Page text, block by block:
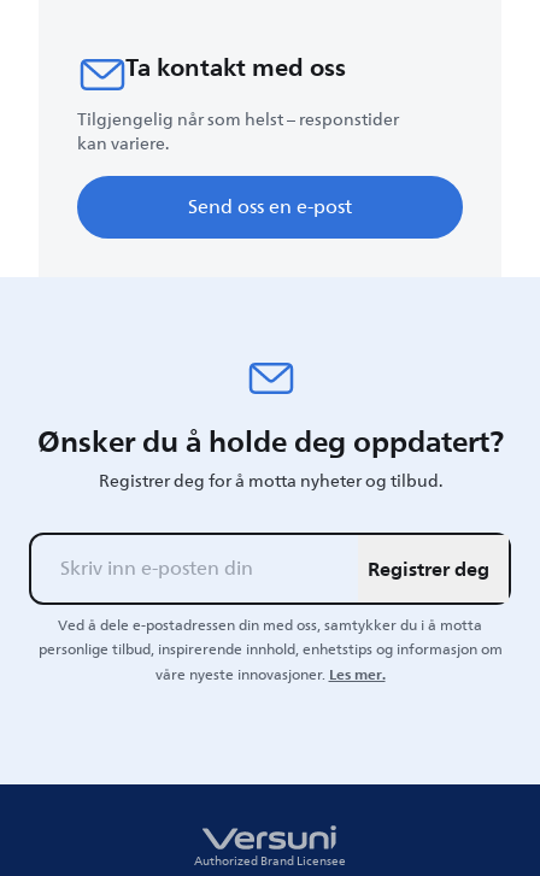
Ta kontakt med oss
Tilgjengelig når som helst – responstider
kan variere.
Send oss en e-post
Ønsker du å holde deg oppdatert?
Registrer deg for å motta nyheter og tilbud.
Registrer deg
Ved å dele e-postadressen din med oss, samtykker du i å motta
personlige tilbud, inspirerende innhold, enhetstips og informasjon om
våre nyeste innovasjoner.Les mer.
Authorized Brand Licensee